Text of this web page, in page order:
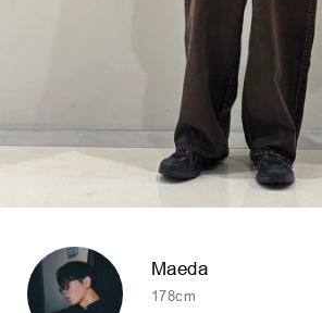
Maeda
178cm